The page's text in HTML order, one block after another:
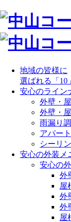
地域の皆様に
選ばれる「10
安心のライン
外壁・
外壁・
雨漏り
アパー
シーリ
安心の外装メ
安心の
外
屋
外
外
屋